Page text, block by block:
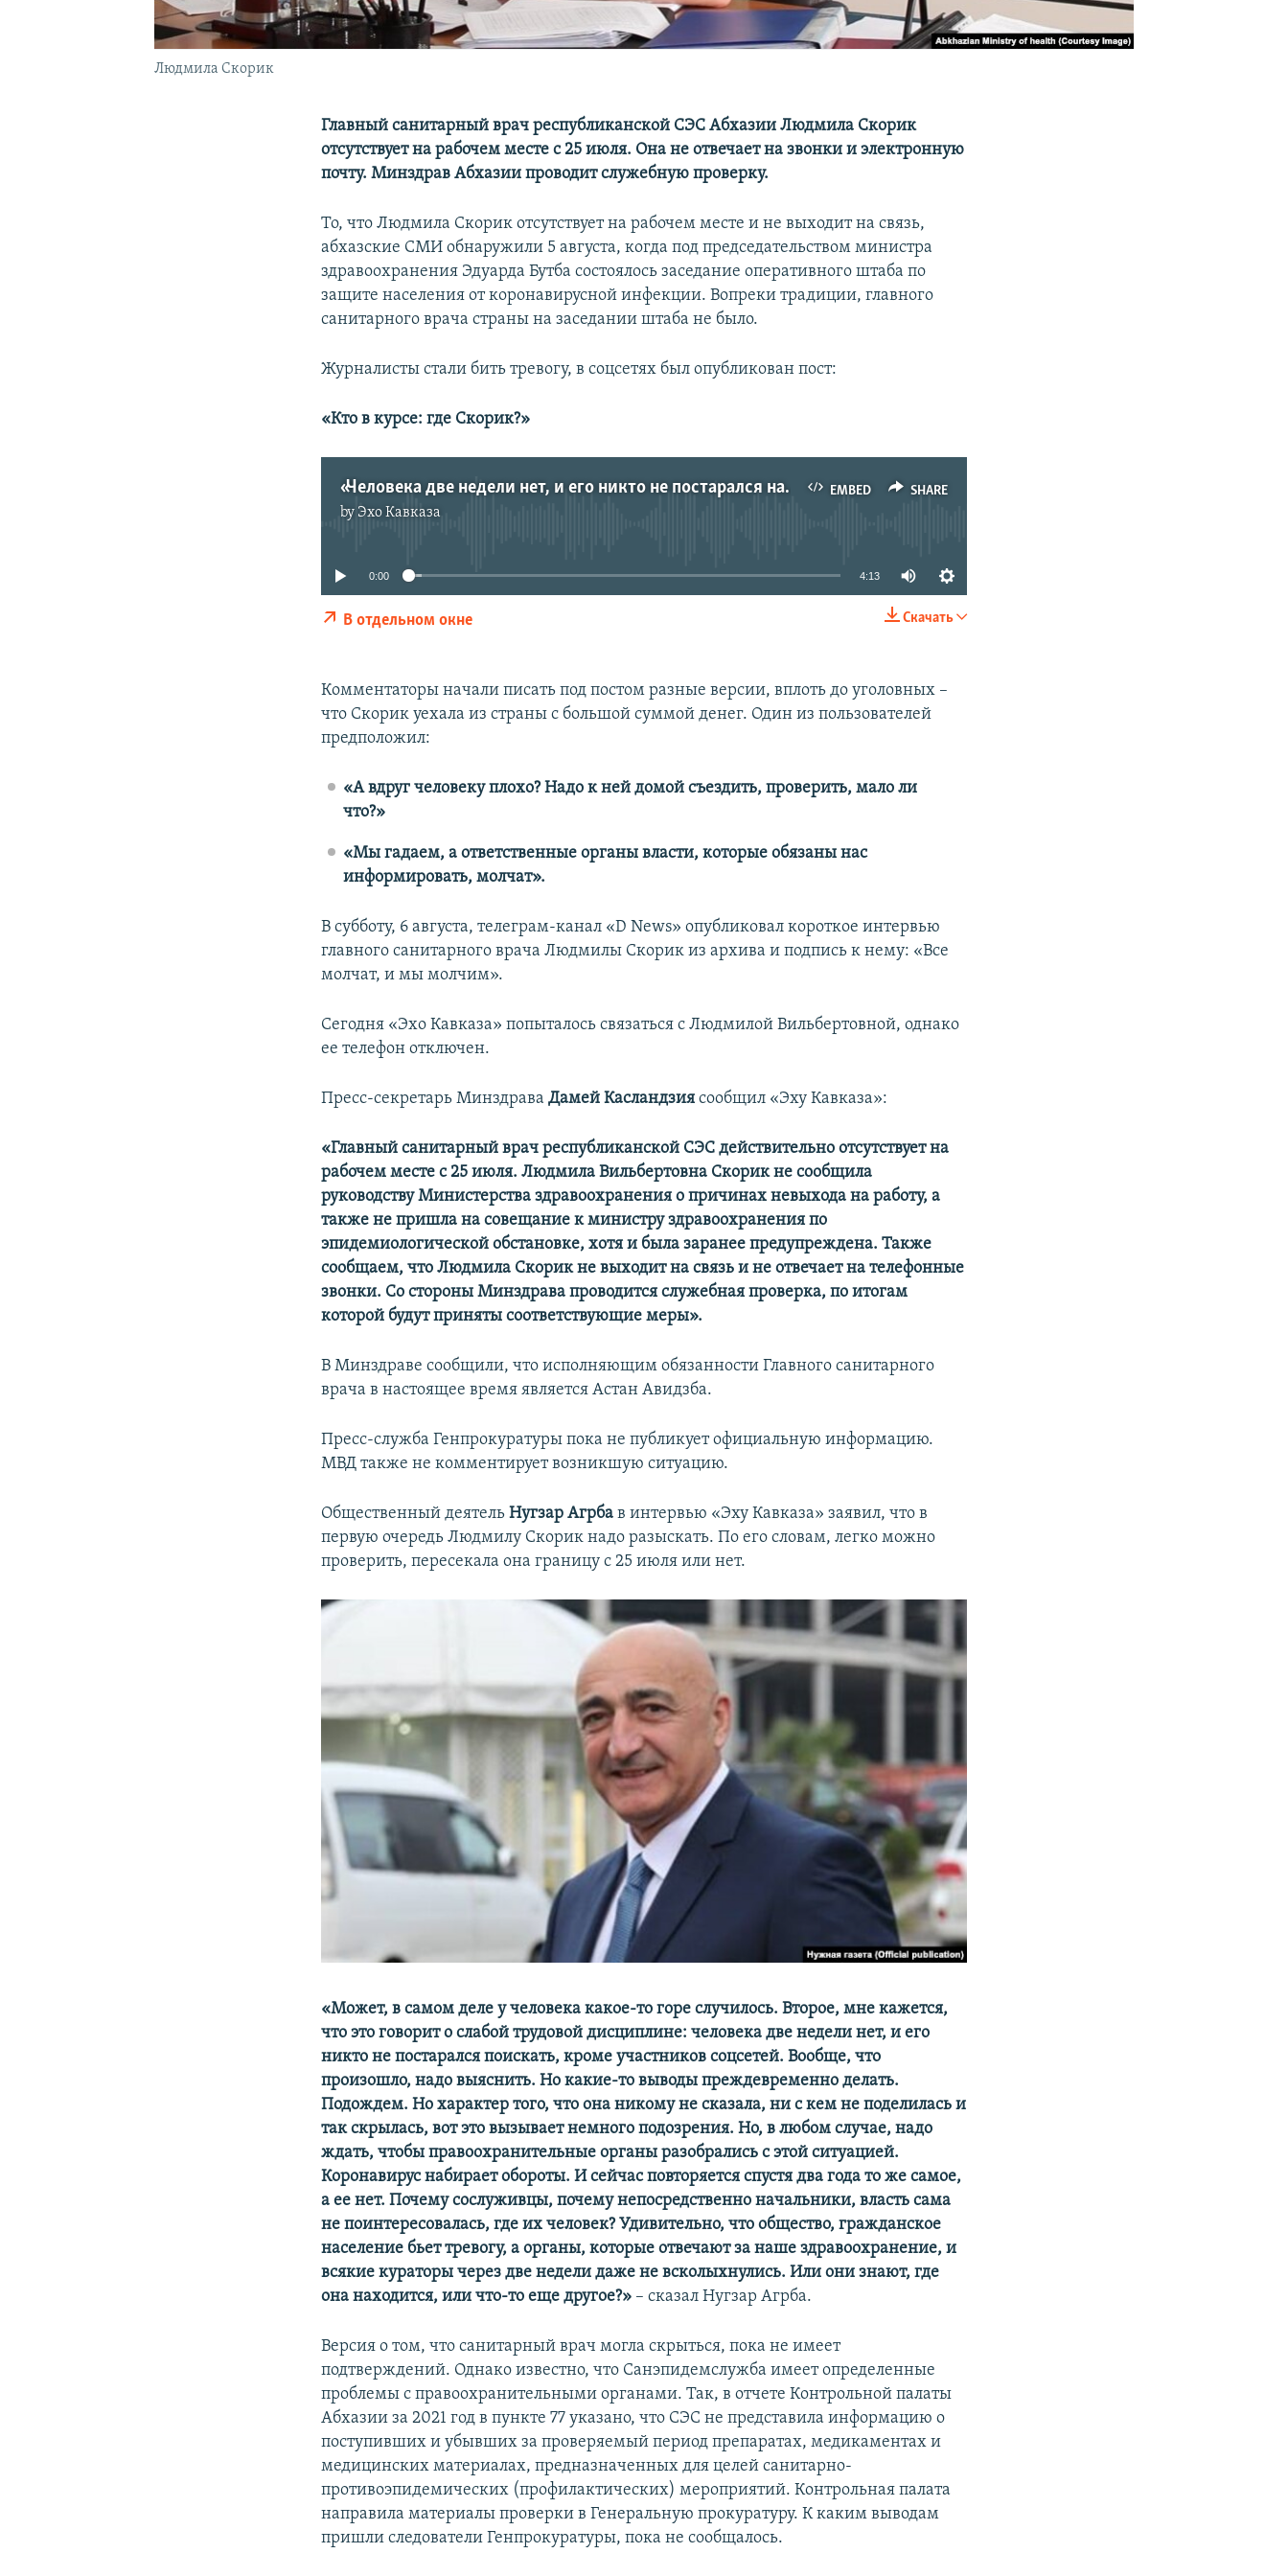
Людмила Скорик
Главный санитарный врач республиканской СЭС Абхазии Людмила Скорик
отсутствует на рабочем месте с 25 июля. Она не отвечает на звонки и электронную
почту. Минздрав Абхазии проводит служебную проверку.
То, что Людмила Скорик отсутствует на рабочем месте и не выходит на связь,
абхазские СМИ обнаружили 5 августа, когда под председательством министра
здравоохранения Эдуарда Бутба состоялось заседание оперативного штаба по
защите населения от коронавирусной инфекции. Вопреки традиции, главного
санитарного врача страны на заседании штаба не было.
Журналисты стали бить тревогу, в соцсетях был опубликован пост:
«Кто в курсе: где Скорик?»
EMBED SHARE
«Человека две недели нет, и его никто не постарался найти»
by Эхо Кавказа
0:00 4:13
Скачать
В отдельном окне
Комментаторы начали писать под постом разные версии, вплоть до уголовных –
что Скорик уехала из страны с большой суммой денег. Один из пользователей
предположил:
«А вдруг человеку плохо? Надо к ней домой съездить, проверить, мало ли
что?»
«Мы гадаем, а ответственные органы власти, которые обязаны нас
информировать, молчат».
В субботу, 6 августа, телеграм-канал «D News» опубликовал короткое интервью
главного санитарного врача Людмилы Скорик из архива и подпись к нему: «Все
молчат, и мы молчим».
Сегодня «Эхо Кавказа» попыталось связаться с Людмилой Вильбертовной, однако
ее телефон отключен.
Пресс-секретарь МинздраваДамей Касландзия сообщил «Эху Кавказа»:
«Главный санитарный врач республиканской СЭС действительно отсутствует на
рабочем месте с 25 июля. Людмила Вильбертовна Скорик не сообщила
руководству Министерства здравоохранения о причинах невыхода на работу, а
также не пришла на совещание к министру здравоохранения по
эпидемиологической обстановке, хотя и была заранее предупреждена. Также
сообщаем, что Людмила Скорик не выходит на связь и не отвечает на телефонные
звонки. Со стороны Минздрава проводится служебная проверка, по итогам
которой будут приняты соответствующие меры».
В Минздраве сообщили, что исполняющим обязанности Главного санитарного
врача в настоящее время является Астан Авидзба.
Пресс-служба Генпрокуратуры пока не публикует официальную информацию.
МВД также не комментирует возникшую ситуацию.
Общественный деятельНугзар Агрба в интервью «Эху Кавказа» заявил, что в
первую очередь Людмилу Скорик надо разыскать. По его словам, легко можно
проверить, пересекала она границу с 25 июля или нет.
«Может, в самом деле у человека какое-то горе случилось. Второе, мне кажется,
что это говорит о слабой трудовой дисциплине: человека две недели нет, и его
никто не постарался поискать, кроме участников соцсетей. Вообще, что
произошло, надо выяснить. Но какие-то выводы преждевременно делать.
Подождем. Но характер того, что она никому не сказала, ни с кем не поделилась и
так скрылась, вот это вызывает немного подозрения. Но, в любом случае, надо
ждать, чтобы правоохранительные органы разобрались с этой ситуацией.
Коронавирус набирает обороты. И сейчас повторяется спустя два года то же самое,
а ее нет. Почему сослуживцы, почему непосредственно начальники, власть сама
не поинтересовалась, где их человек? Удивительно, что общество, гражданское
население бьет тревогу, а органы, которые отвечают за наше здравоохранение, и
всякие кураторы через две недели даже не всколыхнулись. Или они знают, где
она находится, или что-то еще другое?» – сказал Нугзар Агрба.
Версия о том, что санитарный врач могла скрыться, пока не имеет
подтверждений. Однако известно, что Санэпидемслужба имеет определенные
проблемы с правоохранительными органами. Так, в отчете Контрольной палаты
Абхазии за 2021 год в пункте 77 указано, что СЭС не представила информацию о
поступивших и убывших за проверяемый период препаратах, медикаментах и
медицинских материалах, предназначенных для целей санитарно-
противоэпидемических (профилактических) мероприятий. Контрольная палата
направила материалы проверки в Генеральную прокуратуру. К каким выводам
пришли следователи Генпрокуратуры, пока не сообщалось.